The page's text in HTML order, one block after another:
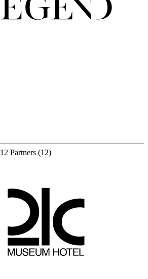
12 Partners (12)